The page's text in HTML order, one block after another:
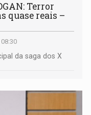
Terror
quase reais –
da saga dos X